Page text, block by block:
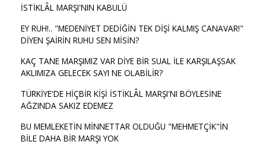
İSTİKLÂL MARŞI'NIN KABULÜ
EY RUH!.. "MEDENİYET DEDİĞİN TEK DİŞİ KALMIŞ CANAVAR!"
DİYEN ŞAİRİN RUHU SEN MİSİN?
KAÇ TANE MARŞIMIZ VAR DİYE BİR SUAL İLE KARŞILAŞSAK
AKLIMIZA GELECEK SAYI NE OLABİLİR?
TÜRKİYE'DE HİÇBİR KİŞİ İSTİKLÂL MARŞI'NI BÖYLESİNE
AĞZINDA SAKIZ EDEMEZ
BU MEMLEKETİN MİNNETTAR OLDUĞU "MEHMETÇİK"İN
BİLE DAHA BİR MARŞI YOK